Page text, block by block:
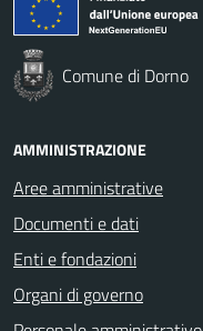
Comune di Dorno
AMMINISTRAZIONE
Aree amministrative
Documenti e dati
Enti e fondazioni
Organi di governo